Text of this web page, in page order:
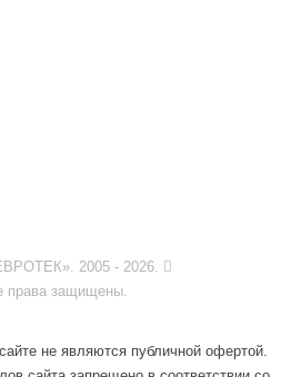
2005 - 2026.
права защищены.
не являются публичной офертой.